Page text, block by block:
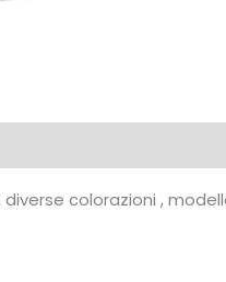
diverse colorazioni ,